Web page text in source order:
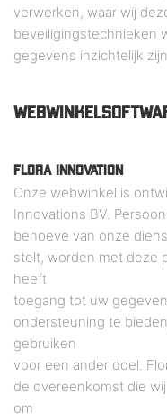
verwerken, waar wij
beveiligingstechnieken
gegevens inzichtelijk
FLORA INNOVATION
Onze webwinkel is
Innovations BV.
behoeve van onze
stelt, worden met deze
heeft
toegang tot uw
ondersteuning te
gebruiken
voor een ander doel.
de overeenkomst die
om